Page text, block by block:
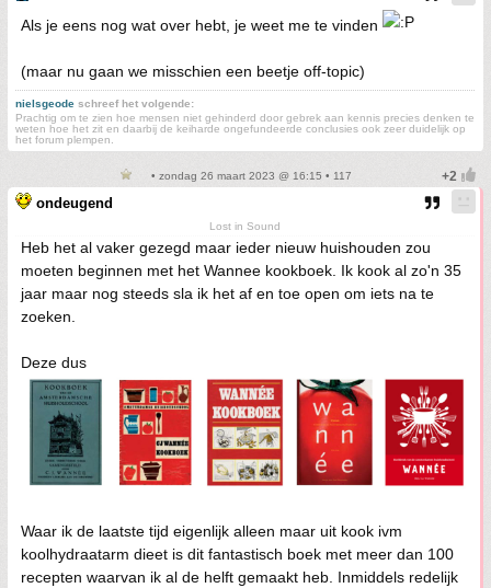
Als je eens nog wat over hebt, je weet me te vinden
(maar nu gaan we misschien een beetje off-topic)
nielsgeode schreef het volgende:
Prachtig om te zien hoe mensen niet gehinderd door gebrek aan kennis precies denken te
weten hoe het zit en daarbij de keiharde ongefundeerde conclusies ook zeer duidelijk op
het forum plempen.
• zondag 26 maart 2023 @ 16:15 • 117
ondeugend
Lost in Sound
Heb het al vaker gezegd maar ieder nieuw huishouden zou
moeten beginnen met het Wannee kookboek. Ik kook al zo'n 35
jaar maar nog steeds sla ik het af en toe open om iets na te
zoeken.
Deze dus
Waar ik de laatste tijd eigenlijk alleen maar uit kook ivm
koolhydraatarm dieet is dit fantastisch boek met meer dan 100
recepten waarvan ik al de helft gemaakt heb. Inmiddels redelijk